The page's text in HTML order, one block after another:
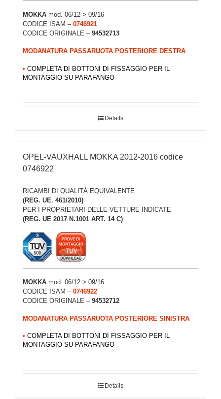
MOKKA mod. 06/12 > 09/16
CODICE ISAM – 0746921
CODICE ORIGINALE – 94532713
MODANATURA PASSARUOTA POSTERIORE DESTRA
• COMPLETA DI BOTTONI DI FISSAGGIO PER IL
MONTAGGIO SU PARAFANGO
Details
OPEL-VAUXHALL MOKKA 2012-2016 codice
0746922
RICAMBI DI QUALITÀ EQUIVALENTE
(REG. UE. 461/2010)
PER I PROPRIETARI DELLE VETTURE INDICATE
(REG. UE 2017 N.1001 ART. 14 C)
MOKKA mod. 06/12 > 09/16
CODICE ISAM – 0746922
CODICE ORIGINALE – 94532712
MODANATURA PASSARUOTA POSTERIORE SINISTRA
• COMPLETA DI BOTTONI DI FISSAGGIO PER IL
MONTAGGIO SU PARAFANGO
Details